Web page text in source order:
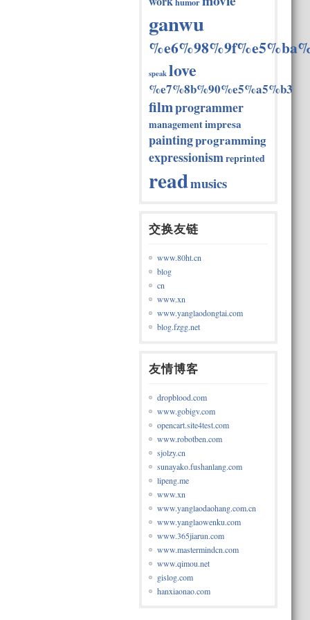
ganwu
speaklove
%e7%8b%90%e5%a5%b3
filmprogrammer
managementimpresa
paintingprogramming
expressionismreprinted
readmusics
交换友链
www.80ht.cn
blog
cn
www.xn
www.yanglaodongtai.com
blog.fzgg.net
友情博客
dropblood.com
www.gobigv.com
opencart.site4test.com
www.robotben.com
sjolzy.cn
sunayako.fushanlang.com
lipeng.me
www.xn
www.yanglaodaohang.com.cn
www.yanglaowenku.com
www.365jiarun.com
www.mastermindcn.com
www.qimou.net
gislog.com
hanxiaonao.com